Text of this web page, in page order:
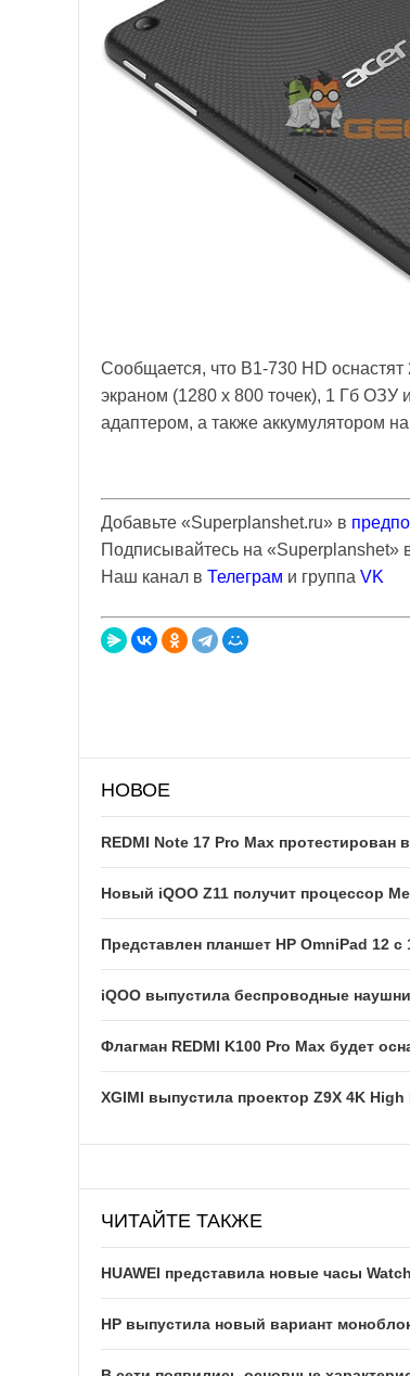
Сообщается, что B1-730 HD
экраном (1280 х 800 точек), 1 Гб ОЗУ
адаптером, а также аккумулятором
Добавьте «Superplanshet.ru» в
Подписывайтесь на «Superplanshet»
Наш канал в Телеграм и группа VK
НОВОЕ
REDMI Note 17 Pro Max протестирован
Новый iQOO Z11 получит процессор
Представлен планшет HP OmniPad 12
iQOO выпустила беспроводные
Флагман REDMI K100 Pro Max будет
XGIMI выпустила проектор Z9X 4K
ЧИТАЙТЕ ТАКЖЕ
HUAWEI представила новые часы
HP выпустила новый вариант